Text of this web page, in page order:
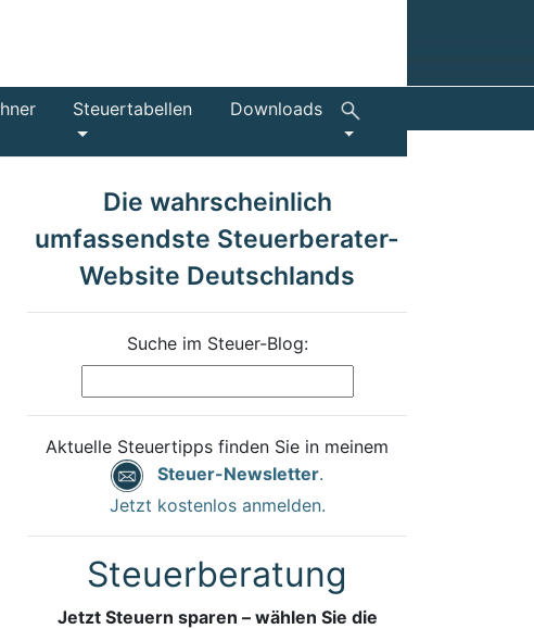
Steuertabellen Downloads
Die wahrscheinlich
umfassendste Steuerberater-
Website Deutschlands
Suche im Steuer-Blog:
Aktuelle Steuertipps finden Sie in meinem
Steuer-Newsletter.
Jetzt kostenlos anmelden.
Steuerberatung
Jetzt Steuern sparen – wählen Sie die